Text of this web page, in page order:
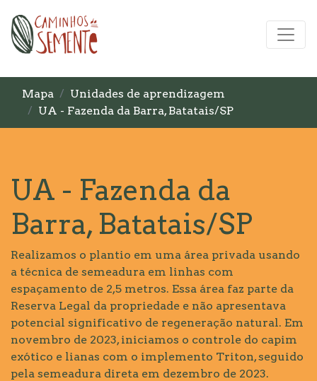
Mapa
Unidades de aprendizagem
UA - Fazenda da Barra, Batatais/SP
UA - Fazenda da
Barra, Batatais/SP
Realizamos o plantio em uma área privada usando
a técnica de semeadura em linhas com
espaçamento de 2,5 metros. Essa área faz parte da
Reserva Legal da propriedade e não apresentava
potencial significativo de regeneração natural. Em
novembro de 2023, iniciamos o controle do capim
exótico e lianas com o implemento Triton, seguido
pela semeadura direta em dezembro de 2023.